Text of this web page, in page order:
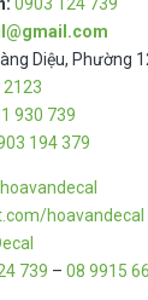
0903 124 739
Diệu, Phường
2123
930 739
194 379
hoavandecal
739 – 08 9915